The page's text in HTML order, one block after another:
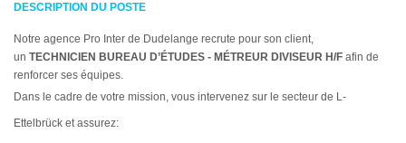
DESCRIPTION DU POSTE
Notre agence Pro Inter de Dudelange recrute pour son client,
un TECHNICIEN BUREAU D’ÉTUDES - MÉTREUR DIVISEUR H/F afin de
renforcer ses équipes.
Dans le cadre de votre mission, vous intervenez sur le secteur de L-
Ettelbrück et assurez: